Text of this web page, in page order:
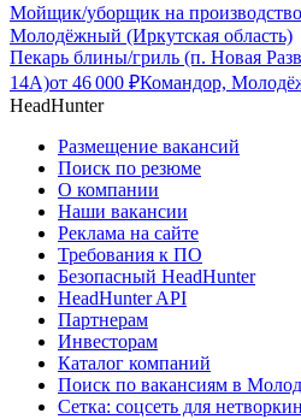
Мойщик/уборщик на производство
Молодёжный (Иркутская область)
Пекарь блины/гриль (п. Новая
14А)от 46 000 ₽Командор,
HeadHunter
Размещение вакансий
Поиск по резюме
О компании
Наши вакансии
Реклама на сайте
Требования к ПО
Безопасный HeadHunter
HeadHunter API
Партнерам
Инвесторам
Каталог компаний
Поиск по вакансиям в
Сетка: соцсеть для